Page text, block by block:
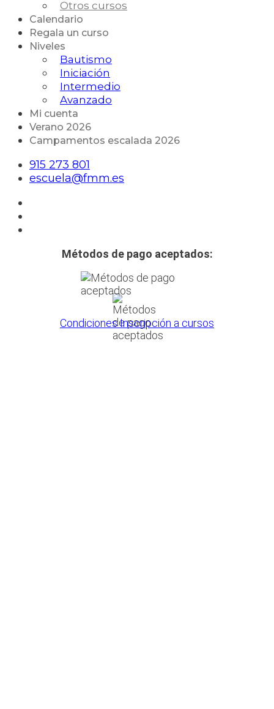
Otros cursos
Calendario
Regala un curso
Niveles
Bautismo
Iniciación
Intermedio
Avanzado
Mi cuenta
Verano 2026
Campamentos escalada 2026
915 273 801
escuela@fmm.es
Métodos de pago aceptados:
Condiciones Inscripción a cursos